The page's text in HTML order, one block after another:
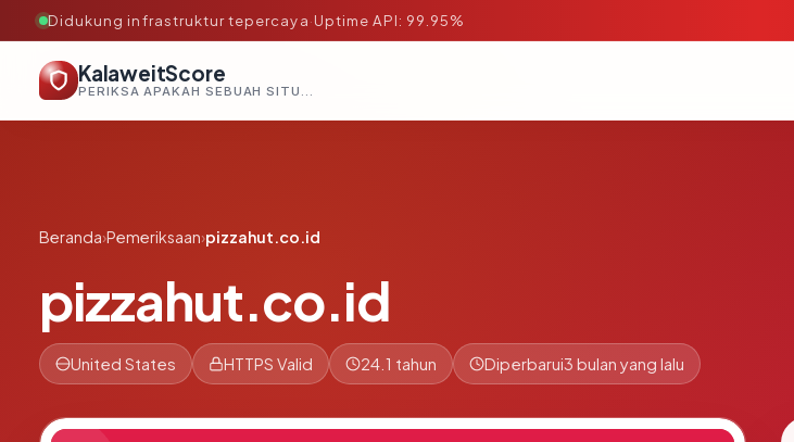
Didukung infrastruktur tepercaya·Uptime API: 99.95%
KalaweitScore
PERIKSA APAKAH SEBUAH SITUS AMAN, TEPERCAYA, DAN TERVERIFIKASI DALAM HITUNGAN DETIK.
Beranda›Pemeriksaan›pizzahut.co.id
pizzahut.co.id
United States HTTPS Valid 24.1 tahun Diperbarui3 bulan yang lalu